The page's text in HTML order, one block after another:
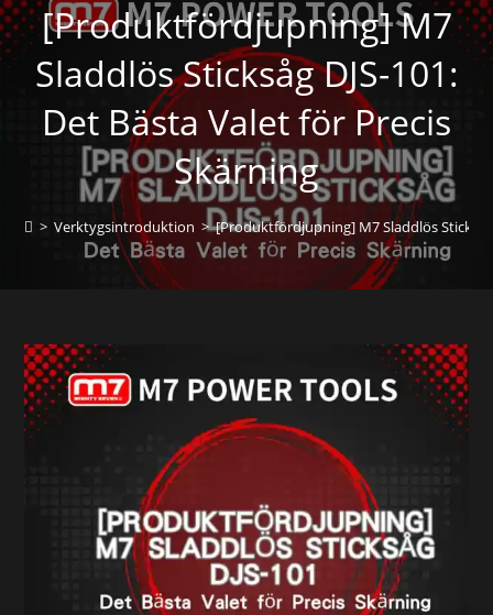
[Produktfördjupning] M7
Sladdlös Sticksåg DJS-101:
Det Bästa Valet för Precis
Skärning
> Verktygsintroduktion > [Produktfördjupning] M7 Sladdlös